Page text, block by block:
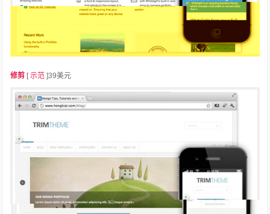
修剪 [示范 ]39美元